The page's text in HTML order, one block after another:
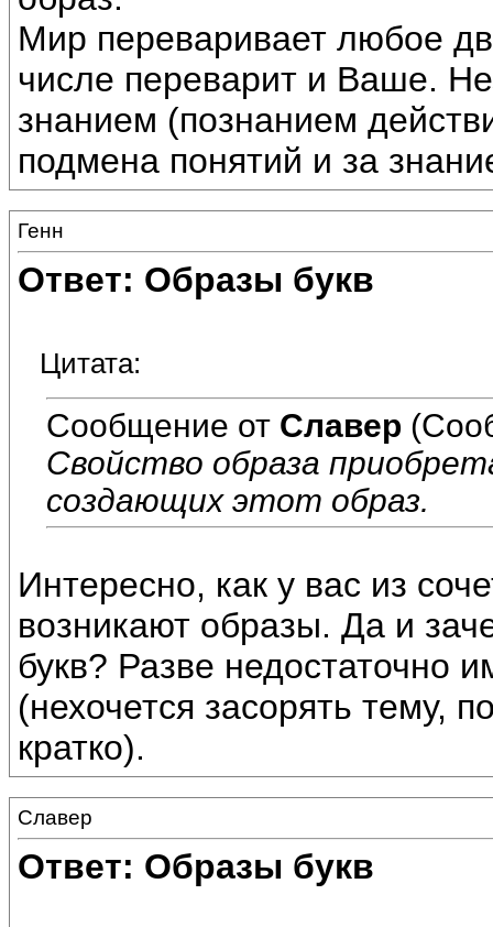
Мир переваривает любое
числе переварит и Ваше.
знанием (познанием
подмена понятий и за
Генн
Ответ: Образы букв
Цитата:
Сообщение от Славер
Свойство образа
создающих этот образ.
Интересно, как у вас из
возникают образы. Да и
букв? Разве недостаточно
(нехочется засорять тему,
кратко).
Славер
Ответ: Образы букв